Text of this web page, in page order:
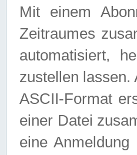
Mit einem
Zeitraumes
automatisiert,
zustellen lassen.
ASCII-Format
einer Datei
eine